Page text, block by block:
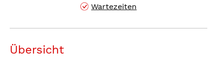
Wartezeiten
Übersicht